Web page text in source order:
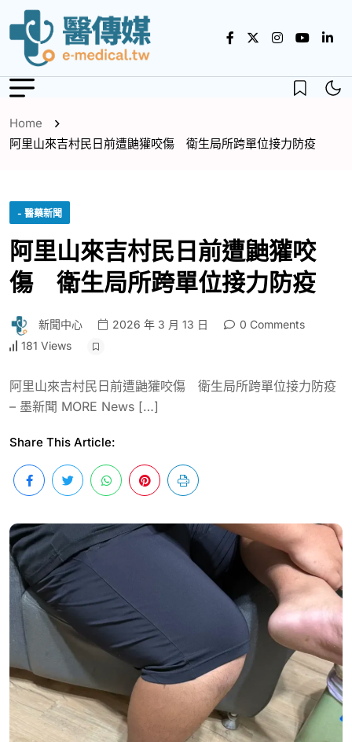
Home
阿里山來吉村民日前遭鼬獾咬傷 衛生局所跨單位接力防疫
- 醫藥新聞
阿里山來吉村民日前遭鼬獾咬
傷 衛生局所跨單位接力防疫
新聞中心 2026 年 3 月 13 日
0 Comments
181 Views
阿里山來吉村民日前遭鼬獾咬傷 衛生局所跨單位接力防疫
– 墨新聞 MORE News […]
Share This Article: